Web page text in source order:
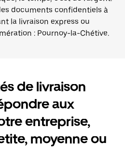
documents confidentiels à
la livraison express ou
: Pournoy-la-Chétive.
de livraison
aux
entreprise,
moyenne ou